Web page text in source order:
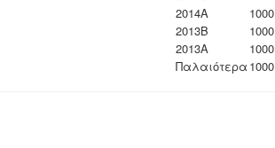
2014A
1000
2013B
1000
2013A
1000
Παλαιότερα 1000